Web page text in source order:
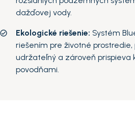
dažďovej vody.
Ekologické riešenie: Systém
riešením pre životné
udržateľný a zároveň prispieva
povodňami.